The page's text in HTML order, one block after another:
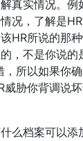
真实情况。例
况，了解是
HR所说的那
，不是你说的
，所以如果你
胁你背调说坏
么档案可以添